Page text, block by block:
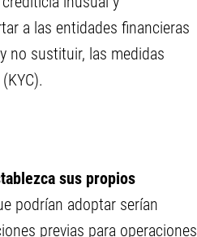
a las entidades financieras
no sustituir, las medidas
sus propios
podrían adoptar serían
previas para operaciones